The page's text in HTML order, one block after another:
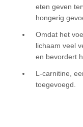
eten geven
hongerig
Omdat het
lichaam veel
en bevordert
L-carnitine,
toegevoegd.